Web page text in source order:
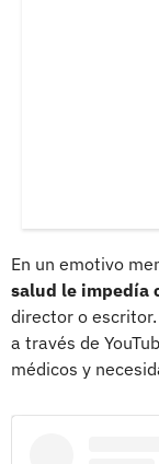
En un emotivo
salud le impedía
director o
a través de
médicos y